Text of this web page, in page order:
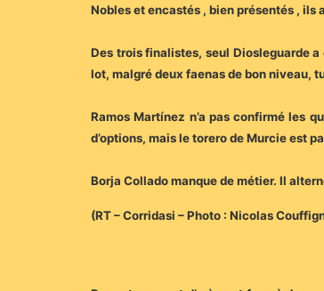
Nobles et encastés , bien présentés , ils
Des trois finalistes, seul Diosleguarde
lot, malgré deux faenas de bon niveau,
Ramos Martínez n’a pas confirmé les
d’options, mais le torero de Murcie est
Borja Collado manque de métier. Il
(RT – Corridasi – Photo : Nicolas